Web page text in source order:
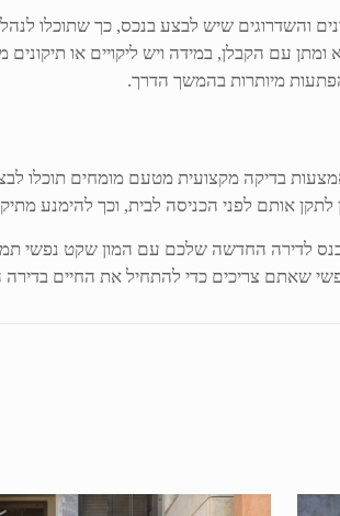
והשדרוגים שיש לבצע בנכס, כך שתוכלו
עם הקבלן, במידה ויש ליקויים או
מיותרות בהמשך הדרך.
בדיקה מקצועית מטעם מומחים תוכלו
לתקן אותם לפני הכניסה לבית, וכך להימנע
לדירה החדשה שלכם עם המון שקט
שאתם צריכים כדי להתחיל את החיים